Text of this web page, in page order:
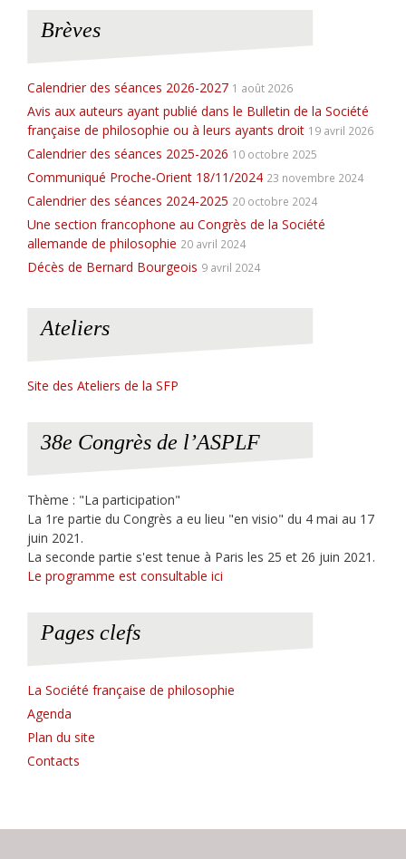
Brèves
Calendrier des séances 2026-2027 1 août 2026
Avis aux auteurs ayant publié dans le Bulletin de la Société
française de philosophie ou à leurs ayants droit 19 avril 2026
Calendrier des séances 2025-2026 10 octobre 2025
Communiqué Proche-Orient 18/11/2024 23 novembre 2024
Calendrier des séances 2024-2025 20 octobre 2024
Une section francophone au Congrès de la Société
allemande de philosophie 20 avril 2024
Décès de Bernard Bourgeois 9 avril 2024
Ateliers
Site des Ateliers de la SFP
38e Congrès de l’ASPLF
Thème : "La participation"
La 1re partie du Congrès a eu lieu "en visio" du 4 mai au 17
juin 2021.
La seconde partie s'est tenue à Paris les 25 et 26 juin 2021.
Le programme est consultable ici
Pages clefs
La Société française de philosophie
Agenda
Plan du site
Contacts